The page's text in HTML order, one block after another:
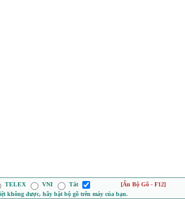
TELEX VNI Tắt
[Ẩn Bộ Gõ - F12]
không được, hãy bật bộ gõ trên máy của bạn.